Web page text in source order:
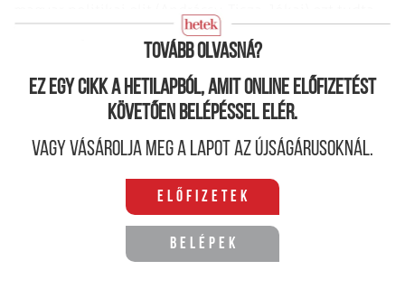
Tovább olvasná?
Ez egy cikk a hetilapból, amit online előfizetést
követően belépéssel elér.
Vagy vásárolja meg a lapot az újságárusoknál.
Előfizetek
Belépek